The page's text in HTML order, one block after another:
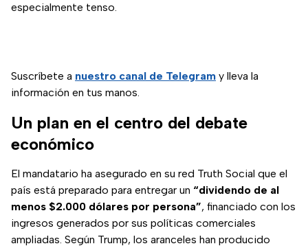
especialmente tenso.
Suscríbete a nuestro canal de Telegram y lleva la
información en tus manos.
Un plan en el centro del debate
económico
El mandatario ha asegurado en su red Truth Social que el
país está preparado para entregar un “dividendo de al
menos $2.000 dólares por persona”, financiado con los
ingresos generados por sus políticas comerciales
ampliadas. Según Trump, los aranceles han producido